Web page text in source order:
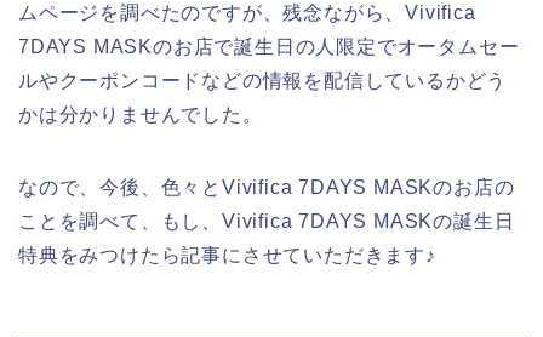
ムページを調べたのですが、残念ながら、Vivifica
7DAYS MASKのお店で誕生日の人限定でオータムセー
ルやクーポンコードなどの情報を配信しているかどう
かは分かりませんでした。
なので、今後、色々とVivifica 7DAYS MASKのお店の
ことを調べて、もし、Vivifica 7DAYS MASKの誕生日
特典をみつけたら記事にさせていただきます♪